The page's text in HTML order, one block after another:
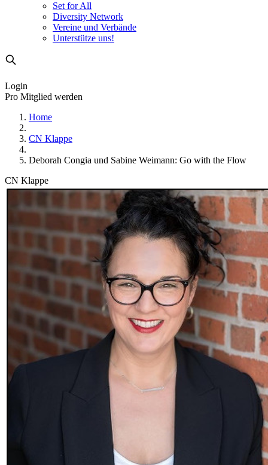
Set for All
Diversity Network
Vereine und Verbände
Unterstütze uns!
Login
Pro Mitglied werden
Home
CN Klappe
Deborah Congia und Sabine Weimann: Go with the Flow
CN Klappe